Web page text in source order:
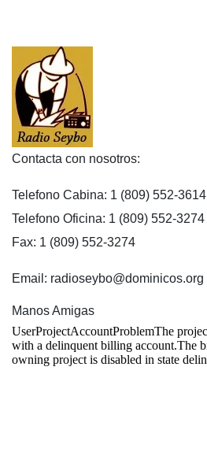
Contacta con nosotros:
Telefono Cabina: 1 (809) 552-3614
Telefono Oficina: 1 (809) 552-3274
Fax: 1 (809) 552-3274
Email: radioseybo@dominicos.org
Manos Amigas